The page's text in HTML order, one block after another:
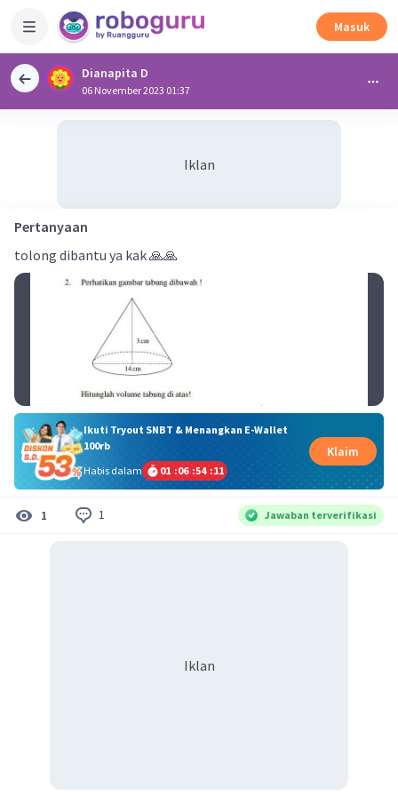
Masuk
Dianapita D
06 November 2023 01:37
Iklan
Pertanyaan
tolong dibantu ya kak 🙏🙏
Ikuti Tryout SNBT & Menangkan E-Wallet
100rb
Habis dalam
01 :06 :54 :10
Klaim
1 1 Jawaban terverifikasi
Iklan